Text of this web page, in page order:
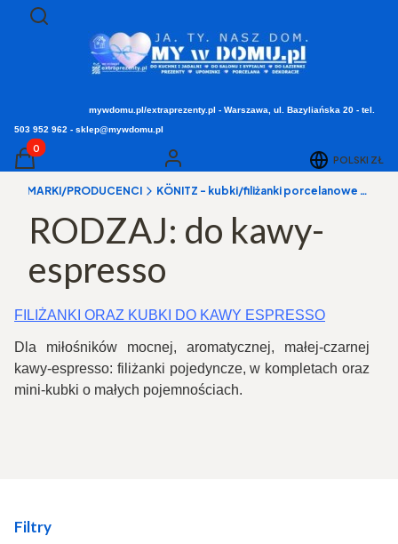
Otwórz wyszukiwarkę
Szukaj
mywdomu.pl/extraprezenty.pl - Warszawa, ul. Bazyliańska 20 - tel.
503 952 962 - sklep@mywdomu.pl
Produkty w koszyku: 0. Zobacz szczegóły
Koszyk Zaloguj się POLSKI ZŁ
▸ MARKI/PRODUCENCI KÖNITZ - kubki/filiżanki porcelanowe z Niemiec
RODZAJ: do kawy-
espresso
FILIŻANKI ORAZ KUBKI DO KAWY ESPRESSO
Dla miłośników mocnej, aromatycznej, małej-czarnej
kawy-espresso: filiżanki pojedyncze, w kompletach oraz
mini-kubki o małych pojemnościach.
Filtry